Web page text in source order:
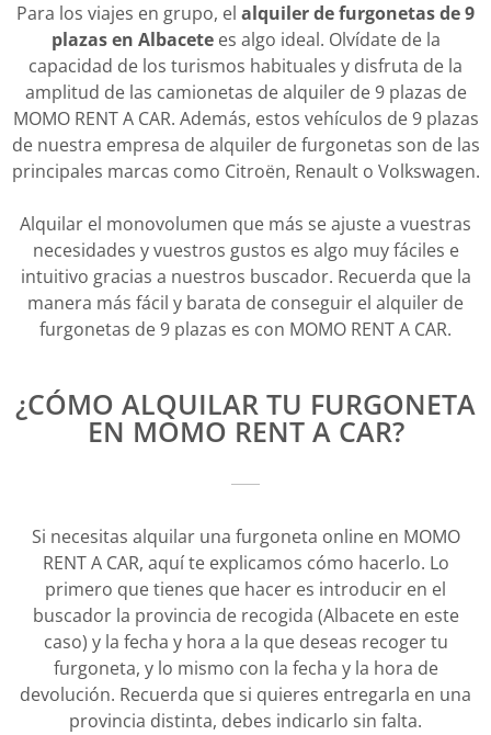
Para los viajes en grupo, el alquiler de furgonetas de 9
plazas en Albacetees algo ideal. Olvídate de la
capacidad de los turismos habituales y disfruta de la
amplitud de las camionetas de alquiler de 9 plazas de
MOMO RENT A CAR. Además, estos vehículos de 9 plazas
de nuestra empresa de alquiler de furgonetas son de las
principales marcas como Citroën, Renault o Volkswagen.
Alquilar el monovolumen que más se ajuste a vuestras
necesidades y vuestros gustos es algo muy fáciles e
intuitivo gracias a nuestros buscador. Recuerda que la
manera más fácil y barata de conseguir el alquiler de
furgonetas de 9 plazas es con MOMO RENT A CAR.
¿CÓMO ALQUILAR TU FURGONETA
EN MOMO RENT A CAR?
Si necesitas alquilar una furgoneta online en MOMO
RENT A CAR, aquí te explicamos cómo hacerlo. Lo
primero que tienes que hacer es introducir en el
buscador la provincia de recogida (Albacete en este
caso) y la fecha y hora a la que deseas recoger tu
furgoneta, y lo mismo con la fecha y la hora de
devolución. Recuerda que si quieres entregarla en una
provincia distinta, debes indicarlo sin falta.